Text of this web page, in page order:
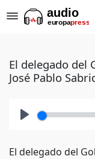
El delegado del
José Pablo
El delegado del